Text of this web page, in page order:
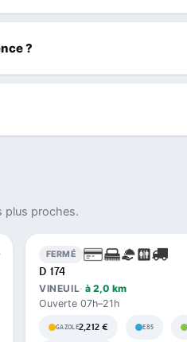
?
plus proches.
FERMÉ
D 174
VINEUIL à 2,0 km
Ouverte 07h–21h
GAZOLE2,212 € E85